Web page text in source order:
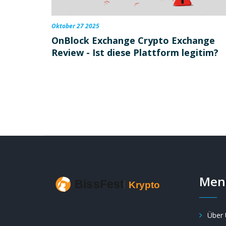
Oktober 27 2025
OnBlock Exchange Crypto Exchange
Review - Ist diese Plattform legitim?
Über